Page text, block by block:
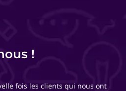
!
fois les clients qui nous ont